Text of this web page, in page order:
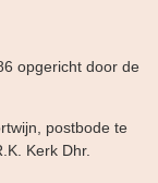
opgericht door de
postbode te
Kerk Dhr.